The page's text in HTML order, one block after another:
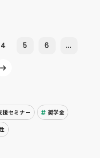
4 5 6 ...
援セミナー 奨学金